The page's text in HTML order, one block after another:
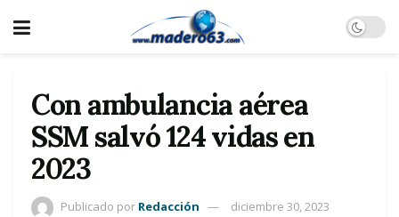
Con ambulancia aérea
SSM salvó 124 vidas en
2023
Publicado por Redacción diciembre 30, 2023